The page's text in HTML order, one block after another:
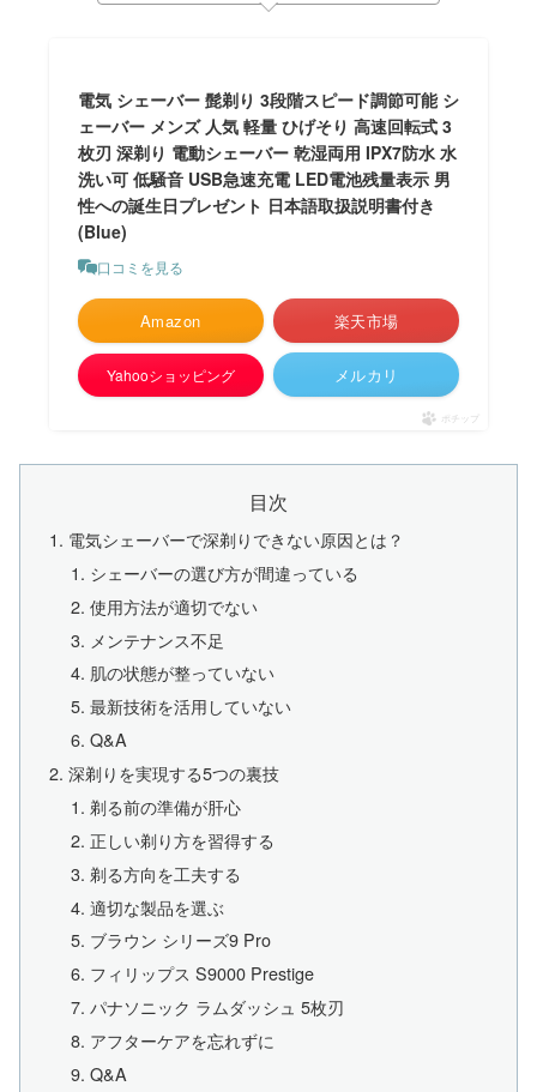
電気 シェーバー 髭剃り 3段階スピード調節可能 シ
ェーバー メンズ 人気 軽量 ひげそり 高速回転式 3
枚刃 深剃り 電動シェーバー 乾湿両用 IPX7防水 水
洗い可 低騒音 USB急速充電 LED電池残量表示 男
性への誕生日プレゼント 日本語取扱説明書付き
(Blue)
口コミを見る
Amazon 楽天市場
Yahooショッピング メルカリ
ポチップ
目次
電気シェーバーで深剃りできない原因とは？
シェーバーの選び方が間違っている
使用方法が適切でない
メンテナンス不足
肌の状態が整っていない
最新技術を活用していない
Q&A
深剃りを実現する5つの裏技
剃る前の準備が肝心
正しい剃り方を習得する
剃る方向を工夫する
適切な製品を選ぶ
ブラウン シリーズ9 Pro
フィリップス S9000 Prestige
パナソニック ラムダッシュ 5枚刃
アフターケアを忘れずに
Q&A